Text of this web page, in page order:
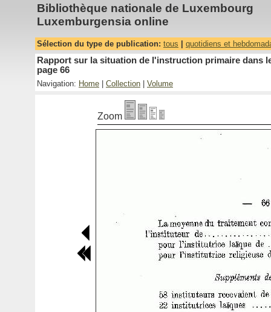
Bibliothèque nationale de Luxembourg
Luxemburgensia online
Sélection du type de publication: tous quotidiens et
Rapport sur la situation de l'instruction primaire dans
page 66
Navigation: Home Collection Volume
Zoom